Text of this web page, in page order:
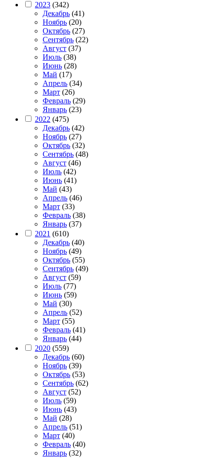
2023 (342)
Декабрь (41)
Ноябрь (20)
Октябрь (27)
Сентябрь (22)
Август (37)
Июль (38)
Июнь (28)
Май (17)
Апрель (34)
Март (26)
Февраль (29)
Январь (23)
2022 (475)
Декабрь (42)
Ноябрь (27)
Октябрь (32)
Сентябрь (48)
Август (46)
Июль (42)
Июнь (41)
Май (43)
Апрель (46)
Март (33)
Февраль (38)
Январь (37)
2021 (610)
Декабрь (40)
Ноябрь (49)
Октябрь (55)
Сентябрь (49)
Август (59)
Июль (77)
Июнь (59)
Май (30)
Апрель (52)
Март (55)
Февраль (41)
Январь (44)
2020 (559)
Декабрь (60)
Ноябрь (39)
Октябрь (53)
Сентябрь (62)
Август (52)
Июль (59)
Июнь (43)
Май (28)
Апрель (51)
Март (40)
Февраль (40)
Январь (32)